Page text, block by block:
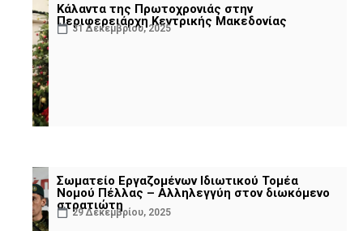
Κάλαντα της Πρωτοχρονιάς στην
Περιφερειάρχη Κεντρικής Μακεδονίας
31 Δεκεμβρίου, 2025
Σωματείο Εργαζομένων Ιδιωτικού Τομέα
Νομού Πέλλας – Αλληλεγγύη στον διωκόμενο
στρατιώτη
29 Δεκεμβρίου, 2025